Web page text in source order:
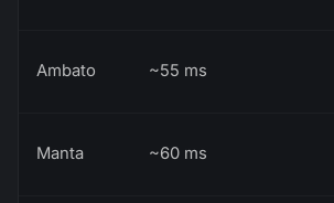
Ambato ~55 ms
Manta ~60 ms